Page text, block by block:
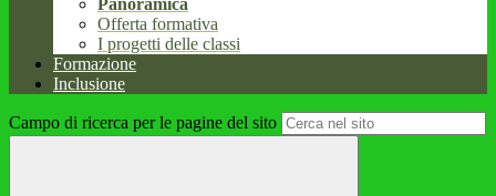
Panoramica
Offerta formativa
I progetti delle classi
Formazione
Inclusione
Campo di ricerca per le pagine del sito